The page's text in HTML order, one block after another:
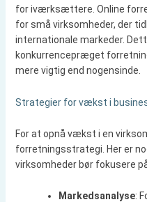
for iværksættere. Online
for små virksomheder, der
internationale markeder.
konkurrencepræget
mere vigtig end nogensinde.
Strategier for vækst i
For at opnå vækst i en
forretningsstrategi. Her er
virksomheder bør fokusere
Markedsanalyse: